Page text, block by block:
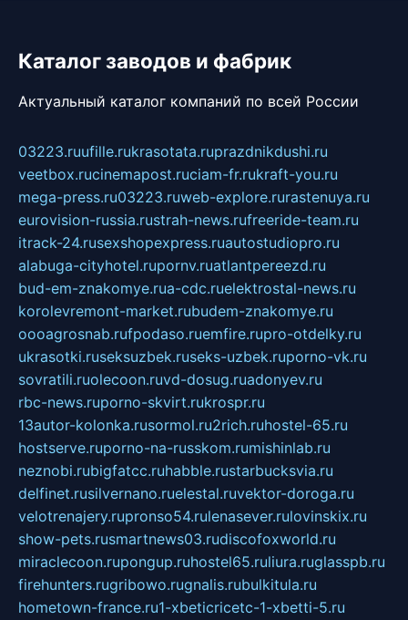
Каталог заводов и фабрик
Актуальный каталог компаний по всей России
03223.ruufille.rukrasotata.ruprazdnikdushi.ru
veetbox.rucinemapost.ruciam-fr.rukraft-you.ru
mega-press.ru03223.ruweb-explore.rurastenuya.ru
eurovision-russia.rustrah-news.rufreeride-team.ru
itrack-24.rusexshopexpress.ruautostudiopro.ru
alabuga-cityhotel.rupornv.ruatlantpereezd.ru
bud-em-znakomye.rua-cdc.ruelektrostal-news.ru
korolevremont-market.rubudem-znakomye.ru
oooagrosnab.rufpodaso.ruemfire.rupro-otdelky.ru
ukrasotki.ruseksuzbek.ruseks-uzbek.ruporno-vk.ru
sovratili.ruolecoon.ruvd-dosug.ruadonyev.ru
rbc-news.ruporno-skvirt.rukrospr.ru
13autor-kolonka.rusormol.ru2rich.ruhostel-65.ru
hostserve.ruporno-na-russkom.rumishinlab.ru
neznobi.rubigfatcc.ruhabble.rustarbucksvia.ru
delfinet.rusilvernano.ruelestal.ruvektor-doroga.ru
velotrenajery.rupronso54.rulenasever.rulovinskix.ru
show-pets.rusmartnews03.rudiscofoxworld.ru
miraclecoon.rupongup.ruhostel65.ruliura.ruglasspb.ru
firehunters.rugribowo.rugnalis.rubulkitula.ru
hometown-france.ru1-xbeticricetc-1-xbetti-5.ru